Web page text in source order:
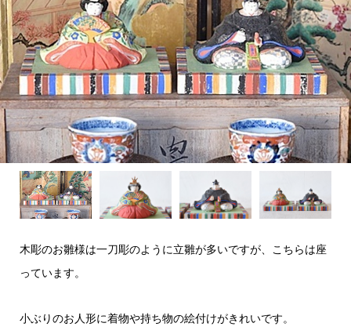
木彫のお雛様は一刀彫のように立雛が多いですが、こちらは座
っています。
小ぶりのお人形に着物や持ち物の絵付けがきれいです。